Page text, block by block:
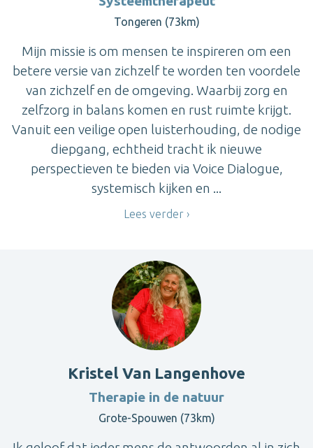
Tongeren (73km)
Mijn missie is om mensen te inspireren om een
betere versie van zichzelf te worden ten voordele
van zichzelf en de omgeving. Waarbij zorg en
zelfzorg in balans komen en rust ruimte krijgt.
Vanuit een veilige open luisterhouding, de nodige
diepgang, echtheid tracht ik nieuwe
perspectieven te bieden via Voice Dialogue,
systemisch kijken en ...
Lees verder
Kristel Van Langenhove
Therapie in de natuur
Grote-Spouwen (73km)